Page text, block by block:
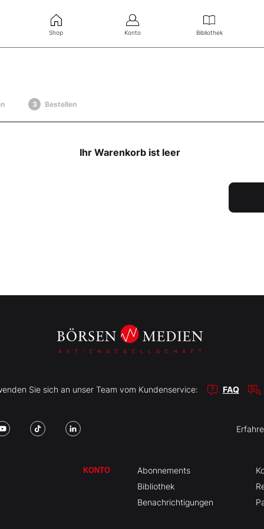
Shop Konto Bibliothek
Bestellen
Ihr Warenkorb ist leer
Sie sich an unser Team vom Kundenservice: FAQ
KONTO
Abonnements
Bibliothek
Benachrichtigungen